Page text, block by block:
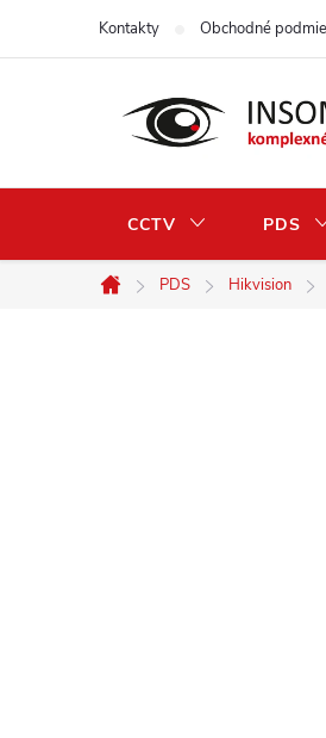
Kontakty Obchodné
CCTV PDS
Domov
PDS Hikvision